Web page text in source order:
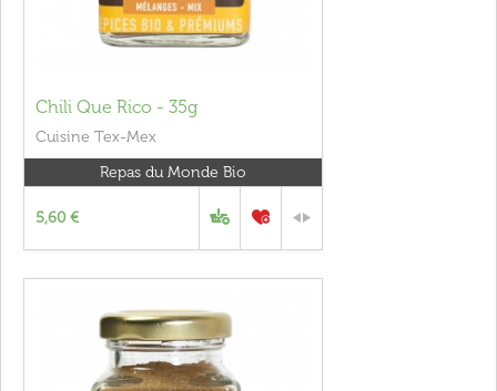
Chili Que Rico - 35g
Cuisine Tex-Mex
Repas du Monde Bio
5,60 €